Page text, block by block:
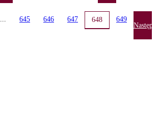
... 645 646 647 648 649
Następna